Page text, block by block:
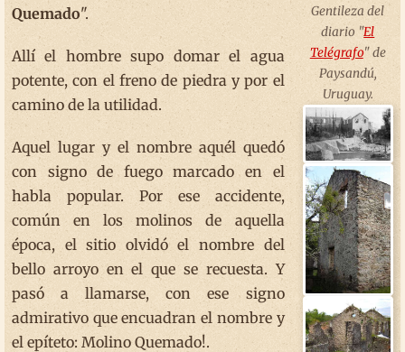
Quemado".
Allí el hombre supo domar el agua
potente, con el freno de piedra y por el
camino de la utilidad.
Aquel lugar y el nombre aquél quedó
con signo de fuego marcado en el
habla popular. Por ese accidente,
común en los molinos de aquella
época, el sitio olvidó el nombre del
bello arroyo en el que se recuesta. Y
pasó a llamarse, con ese signo
admirativo que encuadran el nombre y
el epíteto: Molino Quemado!.
Gentileza del
diario "El
Telégrafo" de
Paysandú,
Uruguay.